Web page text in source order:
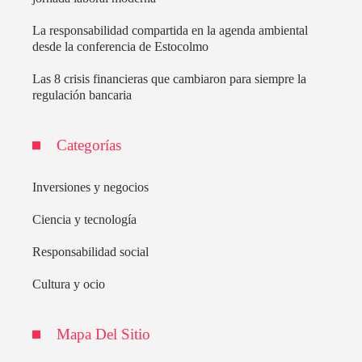
La responsabilidad compartida en la agenda ambiental
desde la conferencia de Estocolmo
Las 8 crisis financieras que cambiaron para siempre la
regulación bancaria
Categorías
Inversiones y negocios
Ciencia y tecnología
Responsabilidad social
Cultura y ocio
Mapa Del Sitio